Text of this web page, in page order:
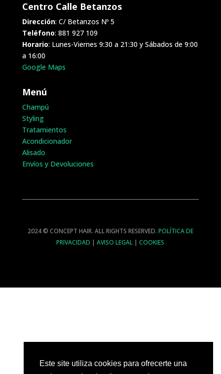
Centro Calle Betanzos
Dirección: C/ Betanzos Nº 5
Teléfono: 881 927 109
Horario: Lunes-Viernes 9:30 a 21:30 y Sábados de 9:00
a 16:00
Google Maps
Menú
Champú
Styling
Tratamientos
Acondicionador
Alisado
Envíos y Devoluciones
2024 © CONCEPT HAIR. ALL RIGHTS RESERVED. POLÍTICA DE
PRIVACIDAD |AVISO LEGAL |COOKIES
Este site utiliza cookies para ofrecerte una